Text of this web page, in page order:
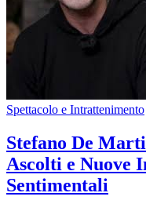
Spettacolo e Intrattenimento
Stefano De
Ascolti e Nuove
Sentimentali